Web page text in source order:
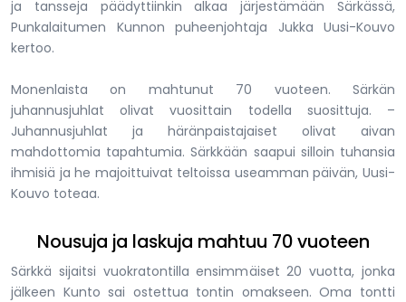
ja tansseja päädyttiinkin alkaa järjestämään Särkässä,
Punkalaitumen Kunnon puheenjohtaja Jukka Uusi-Kouvo
kertoo.
Monenlaista on mahtunut 70 vuoteen. Särkän
juhannusjuhlat olivat vuosittain todella suosittuja. –
Juhannusjuhlat ja häränpaistajaiset olivat aivan
mahdottomia tapahtumia. Särkkään saapui silloin tuhansia
ihmisiä ja he majoittuivat teltoissa useamman päivän, Uusi-
Kouvo toteaa.
Nousuja ja laskuja mahtuu 70 vuoteen
Särkkä sijaitsi vuokratontilla ensimmäiset 20 vuotta, jonka
jälkeen Kunto sai ostettua tontin omakseen. Oma tontti